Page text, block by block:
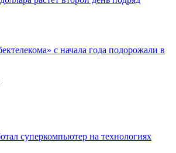
с начала года подорожали в
суперкомпьютер на технологиях